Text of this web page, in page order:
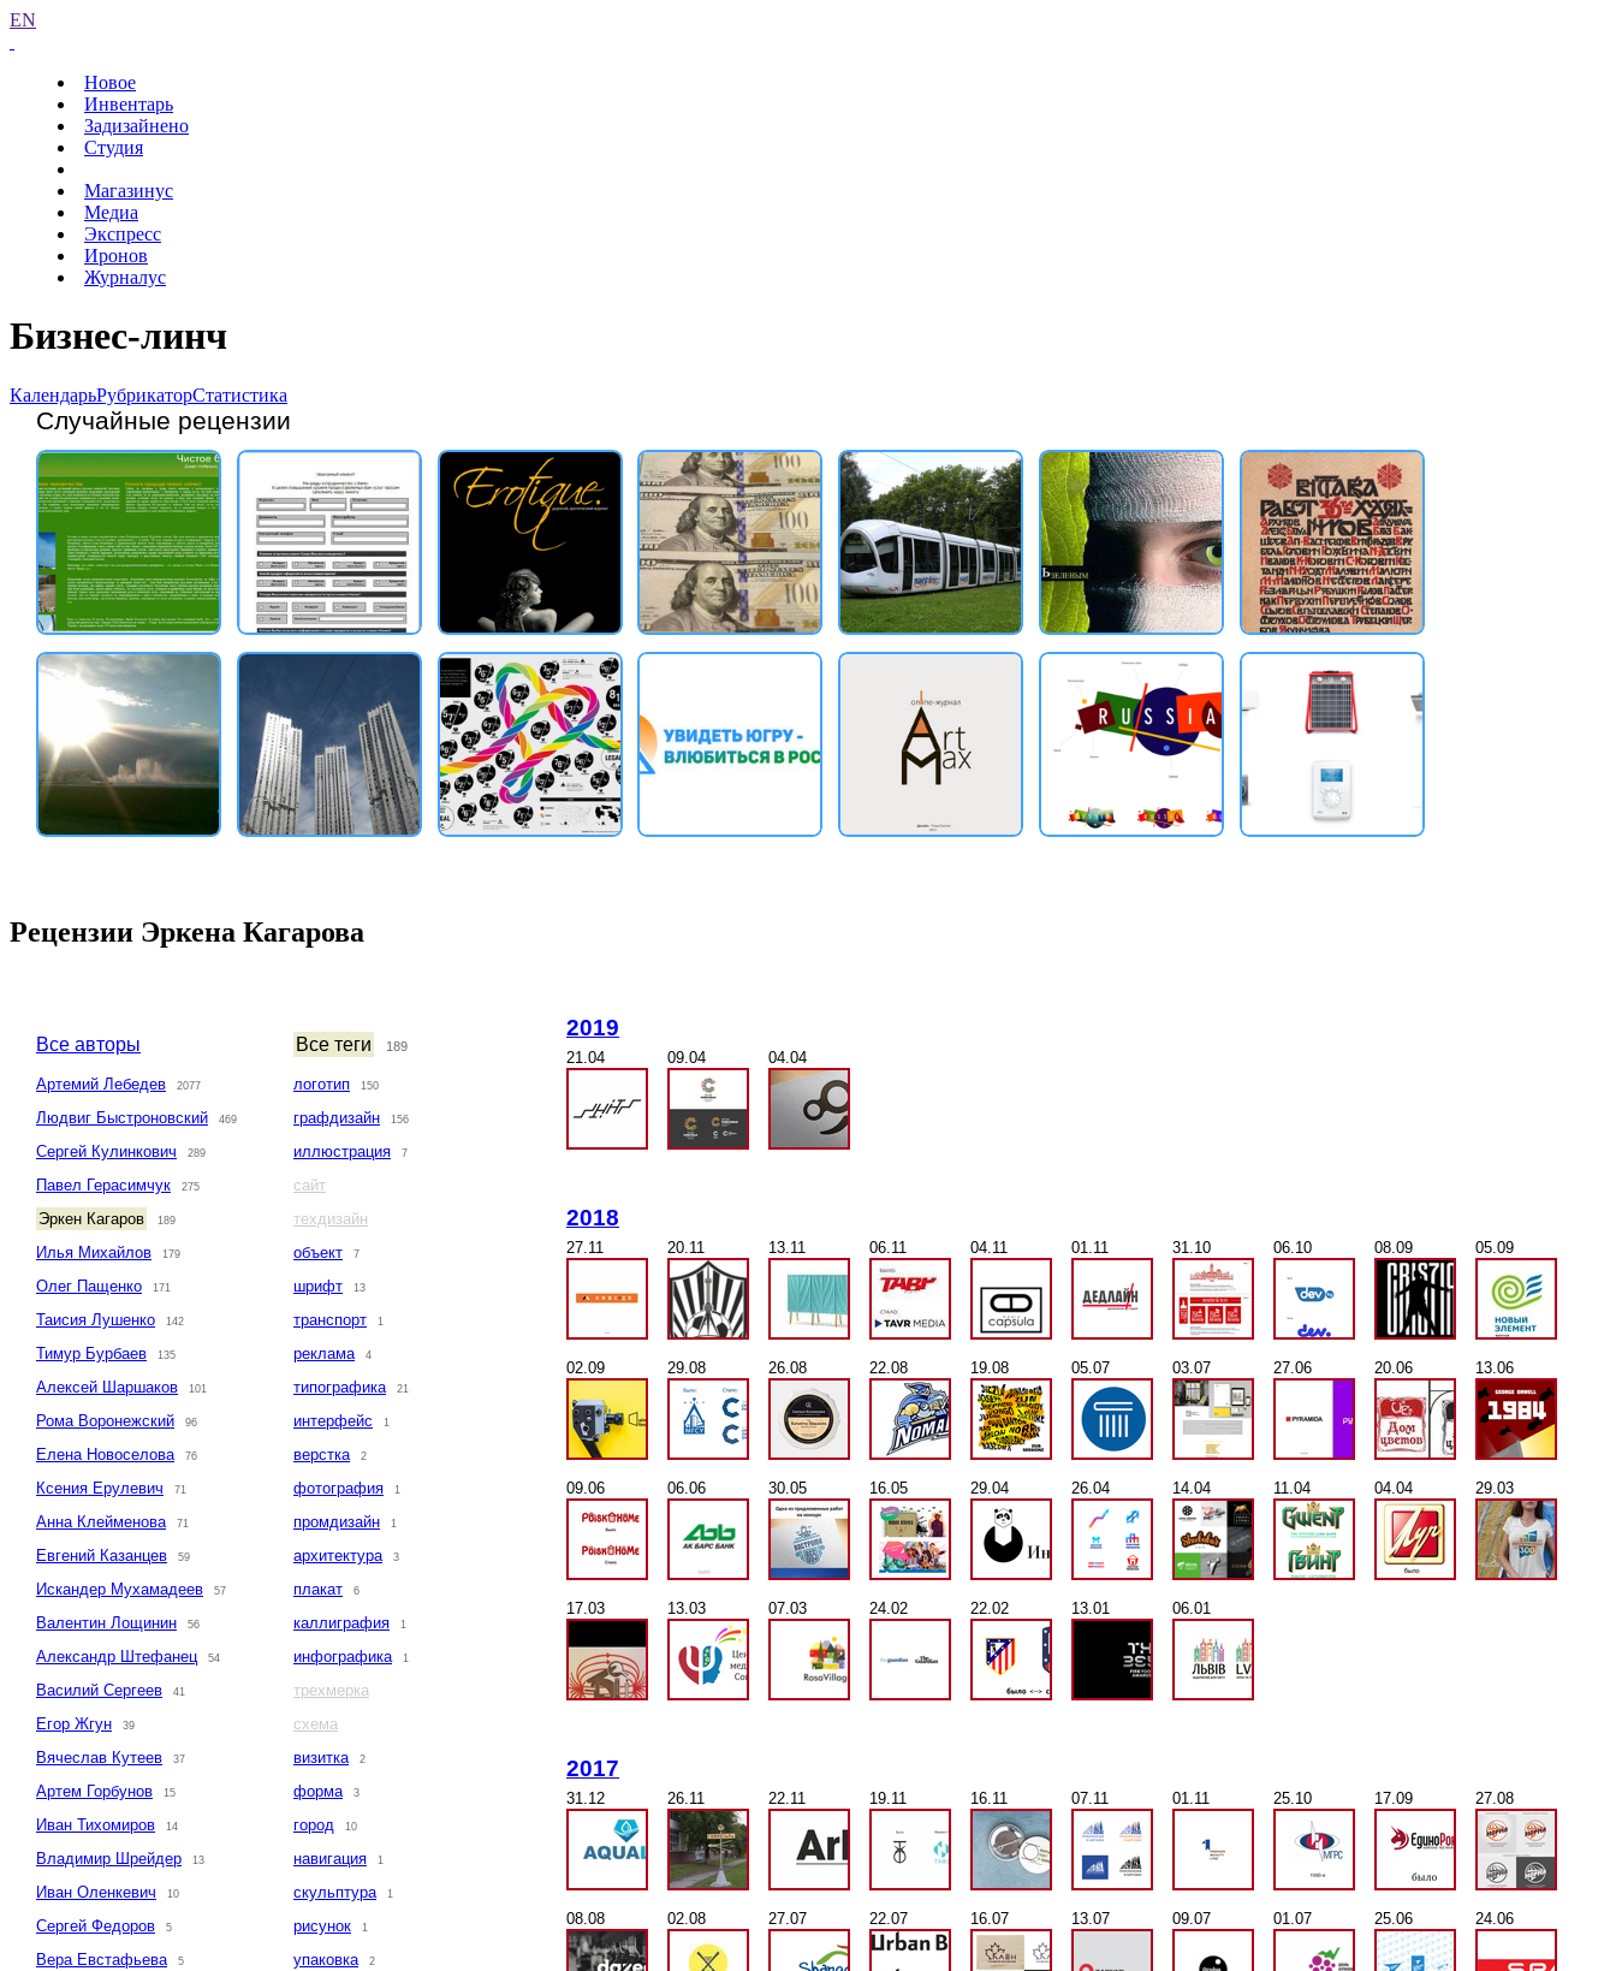
EN
Новое
Инвентарь
Задизайнено
Студия
Магазинус
Медиа
Экспресс
Иронов
Журналус
Бизнес-линч
КалендарьРубрикаторСтатистика
Случайные рецензии
Рецензии Эркена Кагарова
Все авторы
Артемий Лебедев 2077
Людвиг Быстроновский 469
Сергей Кулинкович 289
Павел Герасимчук 275
Эркен Кагаров 189
Илья Михайлов 179
Олег Пащенко 171
Таисия Лушенко 142
Тимур Бурбаев 135
Алексей Шаршаков 101
Рома Воронежский 96
Елена Новоселова 76
Ксения Ерулевич 71
Анна Клейменова 71
Евгений Казанцев 59
Искандер Мухамадеев 57
Валентин Лощинин 56
Александр Штефанец 54
Василий Сергеев 41
Егор Жгун 39
Вячеслав Кутеев 37
Артем Горбунов 15
Иван Тихомиров 14
Владимир Шрейдер 13
Иван Оленкевич 10
Сергей Федоров 5
Вера Евстафьева 5
Все теги 189
логотип 150
графдизайн 156
иллюстрация 7
сайт
техдизайн
объект
7
шрифт 13
транспорт 1
реклама 4
типографика 21
интерфейс 1
верстка 2
фотография 1
промдизайн 1
архитектура 3
плакат 6
каллиграфия 1
инфографика 1
трехмерка
схема
визитка
2
форма 3
город 10
навигация 1
скульптура 1
рисунок 1
упаковка 2
2019
21.04 09.04 04.04
2018
27.11 20.11 13.11 06.11 04.11 01.11 31.10 06.10 08.09 05.09
02.09 29.08 26.08 22.08 19.08 05.07 03.07 27.06 20.06 13.06
09.06 06.06 30.05 16.05 29.04 26.04 14.04 11.04 04.04 29.03
17.03 13.03 07.03 24.02 22.02 13.01 06.01
2017
31.12 26.11 22.11 19.11 16.11 07.11 01.11 25.10 17.09 27.08
08.08 02.08 27.07 22.07 16.07 13.07 09.07 01.07 25.06 24.06